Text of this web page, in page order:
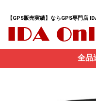
【GPS販売実績】ならGPS専門店
全品